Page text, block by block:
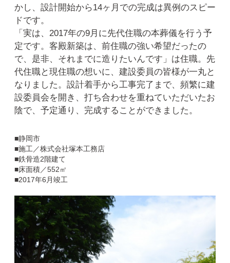
かし、設計開始から14ヶ月での完成は異例のスピー
ドです。
「実は、2017年の9月に先代住職の本葬儀を行う予
定です。客殿新築は、前住職の強い希望だったの
で、是非、それまでに造りたいんです」は住職。先
代住職と現住職の想いに、建設委員の皆様が一丸と
なりました。設計着手から工事完了まで、頻繁に建
設委員会を開き、打ち合わせを重ねていただいたお
陰で、予定通り、完成することができました。
■静岡市
■施工／株式会社塚本工務店
■鉄骨造2階建て
■床面積／552㎡
■2017年6月竣工